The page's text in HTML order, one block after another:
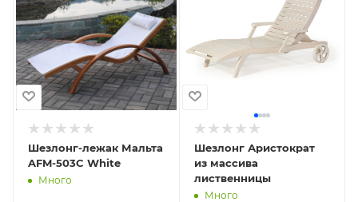
Шезлонг-лежак Мальта
AFM-503C White
Много
Шезлонг Аристократ
из массива
лиственницы
Много